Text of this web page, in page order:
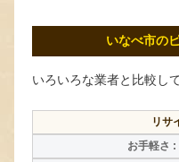
いなべ市の
いろいろな業者と比較し
リサ